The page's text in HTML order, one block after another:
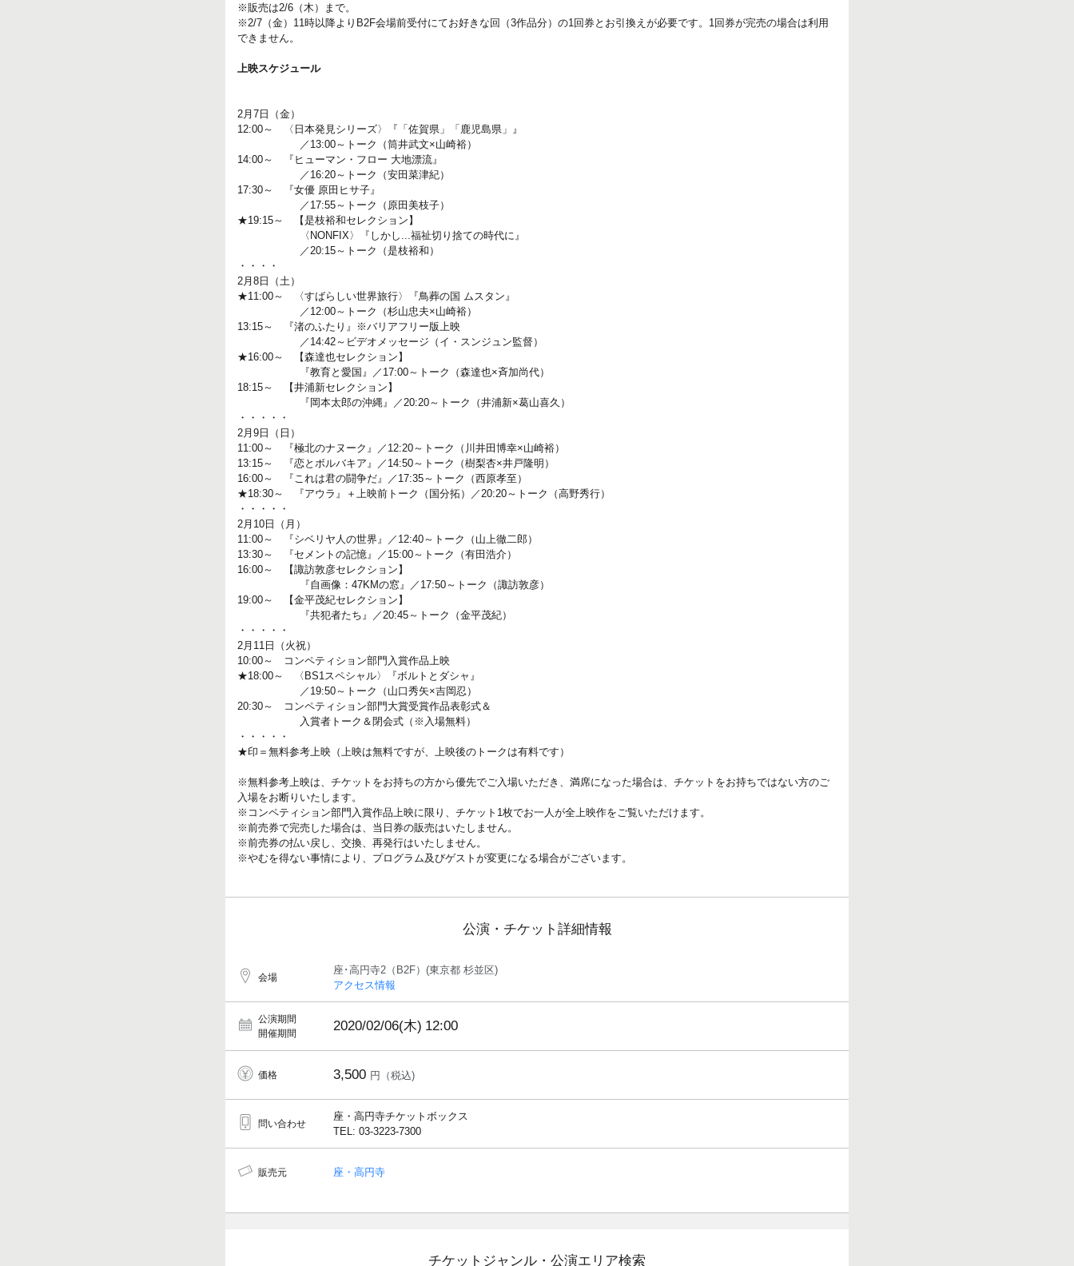
※販売は2/6（木）まで。
※2/7（金）11時以降よりB2F会場前受付にてお好きな回（3作品分）の1回券とお引換えが必要です。1回券が完売の場合は利用
できません。
上映スケジュール
2月7日（金）
12:00～ 〈日本発見シリーズ〉『「佐賀県」「鹿児島県」』
／13:00～トーク（筒井武文×山崎裕）
14:00～ 『ヒューマン・フロー 大地漂流』
／16:20～トーク（安田菜津紀）
17:30～ 『女優 原田ヒサ子』
／17:55～トーク（原田美枝子）
★19:15～ 【是枝裕和セレクション】
〈NONFIX〉『しかし...福祉切り捨ての時代に』
／20:15～トーク（是枝裕和）
・・・・
2月8日（土）
★11:00～ 〈すばらしい世界旅行〉『鳥葬の国 ムスタン』
／12:00～トーク（杉山忠夫×山崎裕）
13:15～ 『渚のふたり』※バリアフリー版上映
／14:42～ビデオメッセージ（イ・スンジュン監督）
★16:00～ 【森達也セレクション】
『教育と愛国』／17:00～トーク（森達也×斉加尚代）
18:15～ 【井浦新セレクション】
『岡本太郎の沖縄』／20:20～トーク（井浦新×葛山喜久）
・・・・・
2月9日（日）
11:00～ 『極北のナヌーク』／12:20～トーク（川井田博幸×山崎裕）
13:15～ 『恋とボルバキア』／14:50～トーク（樹梨杏×井戸隆明）
16:00～ 『これは君の闘争だ』／17:35～トーク（西原孝至）
★18:30～ 『アウラ』＋上映前トーク（国分拓）／20:20～トーク（高野秀行）
・・・・・
2月10日（月）
11:00～ 『シベリヤ人の世界』／12:40～トーク（山上徹二郎）
13:30～ 『セメントの記憶』／15:00～トーク（有田浩介）
16:00～ 【諏訪敦彦セレクション】
『自画像：47KMの窓』／17:50～トーク（諏訪敦彦）
19:00～ 【金平茂紀セレクション】
『共犯者たち』／20:45～トーク（金平茂紀）
・・・・・
2月11日（火祝）
10:00～ コンペティション部門入賞作品上映
★18:00～ 〈BS1スペシャル〉『ボルトとダシャ』
／19:50～トーク（山口秀矢×吉岡忍）
20:30～ コンペティション部門大賞受賞作品表彰式＆
入賞者トーク＆閉会式（※入場無料）
・・・・・
★印＝無料参考上映（上映は無料ですが、上映後のトークは有料です）
※無料参考上映は、チケットをお持ちの方から優先でご入場いただき、満席になった場合は、チケットをお持ちではない方のご
入場をお断りいたします。
※コンペティション部門入賞作品上映に限り、チケット1枚でお一人が全上映作をご覧いただけます。
※前売券で完売した場合は、当日券の販売はいたしません。
※前売券の払い戻し、交換、再発行はいたしません。
※やむを得ない事情により、プログラム及びゲストが変更になる場合がございます。
公演・チケット詳細情報
会場
座･高円寺2（B2F）(東京都 杉並区)
アクセス情報
公演期間
開催期間
2020/02/06(木) 12:00
価格 3,500 円（税込)
問い合わせ
座・高円寺チケットボックス
TEL: 03-3223-7300
販売元 座・高円寺
チケットジャンル・公演エリア検索